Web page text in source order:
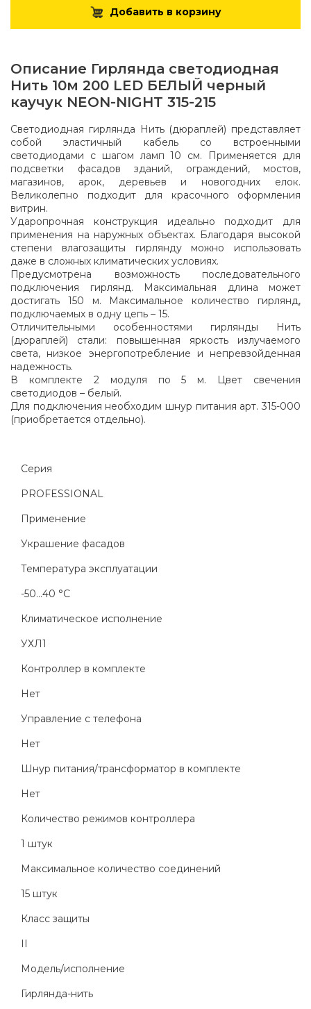
Добавить в корзину
Описание Гирлянда светодиодная
Нить 10м 200 LED БЕЛЫЙ черный
каучук NEON-NIGHT 315-215
Светодиодная гирлянда Нить (дюраплей) представляет
собой эластичный кабель со встроенными
светодиодами с шагом ламп 10 см. Применяется для
подсветки фасадов зданий, ограждений, мостов,
магазинов, арок, деревьев и новогодних елок.
Великолепно подходит для красочного оформления
витрин.
Ударопрочная конструкция идеально подходит для
применения на наружных объектах. Благодаря высокой
степени влагозащиты гирлянду можно использовать
даже в сложных климатических условиях.
Предусмотрена возможность последовательного
подключения гирлянд. Максимальная длина может
достигать 150 м. Максимальное количество гирлянд,
подключаемых в одну цепь – 15.
Отличительными особенностями гирлянды Нить
(дюраплей) стали: повышенная яркость излучаемого
света, низкое энергопотребление и непревзойденная
надежность.
В комплекте 2 модуля по 5 м. Цвет свечения
светодиодов – белый.
Для подключения необходим шнур питания арт. 315-000
(приобретается отдельно).
Серия
PROFESSIONAL
Применение
Украшение фасадов
Температура эксплуатации
-50...40 °C
Климатическое исполнение
УХЛ1
Контроллер в комплекте
Нет
Управление с телефона
Нет
Шнур питания/трансформатор в комплекте
Нет
Количество режимов контроллера
1 штук
Максимальное количество соединений
15 штук
Класс защиты
II
Модель/исполнение
Гирлянда-нить